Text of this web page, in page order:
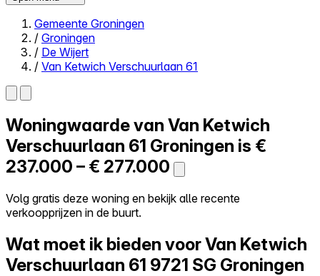
Close menu
Zelf kopen
Alles-in-één
Reviews
Prijzen
Log in
Probeer Walter gratis
Gemeente Groningen
/ Groningen
/ De Wijert
/ Van Ketwich Verschuurlaan 61
Woningwaarde van Van Ketwich
Verschuurlaan 61 Groningen is €
237.000 – € 277.000
Volg gratis deze woning en bekijk alle recente
verkoopprijzen in de buurt.
Wat moet ik bieden voor Van Ketwich
Verschuurlaan 61 9721 SG Groningen